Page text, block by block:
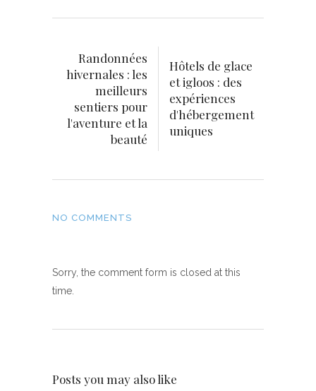
Randonnées
hivernales : les
meilleurs
sentiers pour
l'aventure et la
beauté
Hôtels de glace
et igloos : des
expériences
d'hébergement
uniques
NO COMMENTS
Sorry, the comment form is closed at this
time.
Posts you may also like